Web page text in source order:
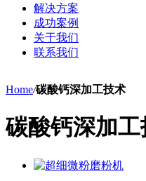
解决方案
成功案例
关于我们
联系我们
Home/碳酸钙深加工技术
碳酸钙深加工